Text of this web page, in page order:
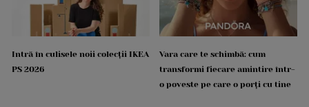
Intră în culisele noii colecții IKEA
PS 2026
Vara care te schimbă: cum
transformi fiecare amintire într-
o poveste pe care o porți cu tine